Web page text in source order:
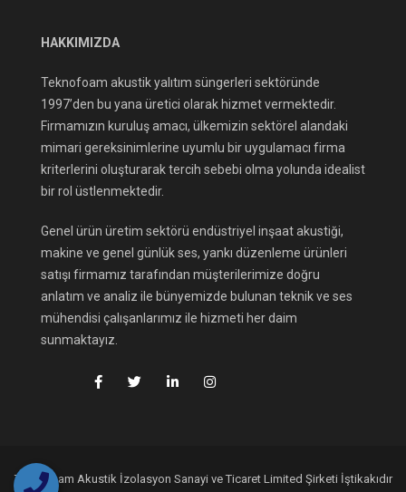
HAKKIMIZDA
Teknofoam akustik yalıtım süngerleri sektöründe
1997’den bu yana üretici olarak hizmet vermektedir.
Firmamızın kuruluş amacı, ülkemizin sektörel alandaki
mimari gereksinimlerine uyumlu bir uygulamacı firma
kriterlerini oluşturarak tercih sebebi olma yolunda idealist
bir rol üstlenmektedir.
Genel ürün üretim sektörü endüstriyel inşaat akustiği,
makine ve genel günlük ses, yankı düzenleme ürünleri
satışı firmamız tarafından müşterilerimize doğru
anlatım ve analiz ile bünyemizde bulunan teknik ve ses
mühendisi çalışanlarımız ile hizmeti her daim
sunmaktayız.
Teknofoam Akustik İzolasyon Sanayi ve Ticaret Limited Şirketi İştikakıdır